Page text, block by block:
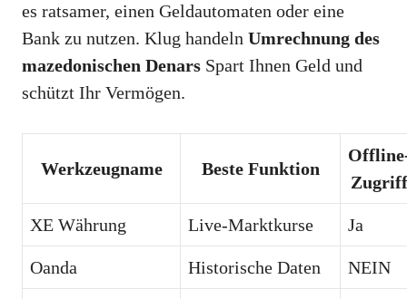
es ratsamer, einen Geldautomaten oder eine
Bank zu nutzen. Klug handeln Umrechnung des
mazedonischen Denars Spart Ihnen Geld und
schützt Ihr Vermögen.
Werkzeugname Beste Funktion
Zugriff
XE Währung Live-Marktkurse Ja
Oanda Historische Daten NEIN